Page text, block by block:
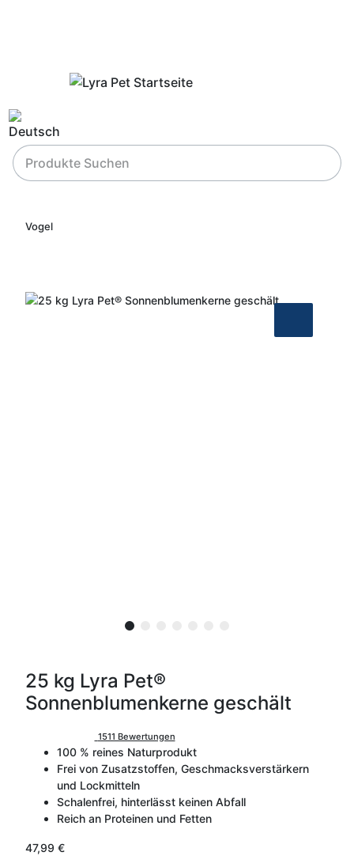
Vogel
25 kg Lyra Pet®
Sonnenblumenkerne geschält
1511 Bewertungen
100 % reines Naturprodukt
Frei von Zusatzstoffen, Geschmacksverstärkern
und Lockmitteln
Schalenfrei, hinterlässt keinen Abfall
Reich an Proteinen und Fetten
47,99 €